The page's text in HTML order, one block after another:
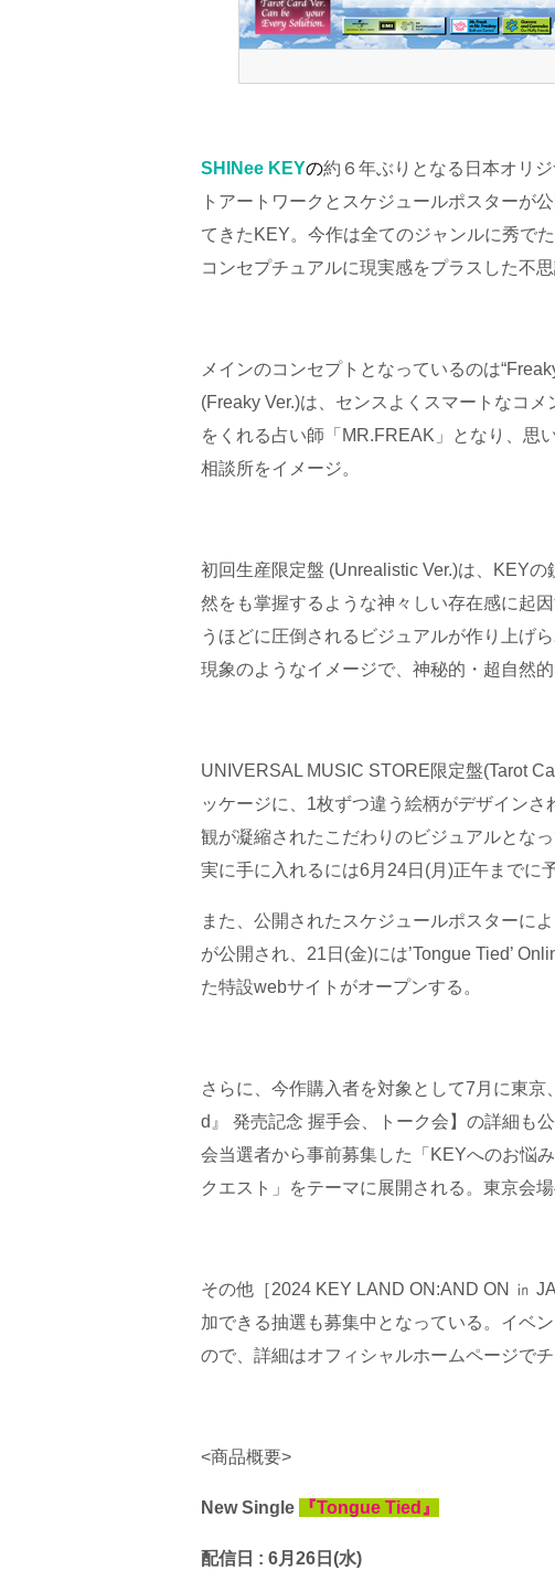
SHINee KEYの約６年ぶりとなる日本オリ
トアートワークとスケジュールポスターが
てきたKEY。今作は全てのジャンルに秀で
コンセプチュアルに現実感をプラスした不
メインのコンセプトとなっているのは
(Freaky Ver.)は、センスよくスマートなコ
をくれる占い師「MR.FREAK」となり、思
相談所をイメージ。
初回生産限定盤 (Unrealistic Ver.)は、KEY
然をも掌握するような神々しい存在感に起
うほどに圧倒されるビジュアルが作り上げ
現象のようなイメージで、神秘的・超自然
UNIVERSAL MUSIC STORE限定盤(Tarot
ッケージに、1枚ずつ違う絵柄がデザイン
観が凝縮されたこだわりのビジュアルとな
実に手に入れるには6月24日(月)正午までに
また、公開されたスケジュールポスターに
が公開され、21日(金)には’Tongue Tied’
た特設webサイトがオープンする。
さらに、今作購入者を対象として7月に東
d』 発売記念 握手会、トーク会】の詳細も
会当選者から事前募集した「KEYへのお悩
クエスト」をテーマに展開される。東京会
その他［2024 KEY LAND ON:AND ON ㏌
加できる抽選も募集中となっている。イベ
ので、詳細はオフィシャルホームページでチ
<商品概要>
New Single 『Tongue Tied』
配信日 : 6月26日(水)